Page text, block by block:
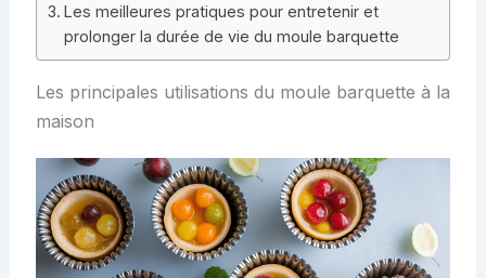
Les meilleures pratiques pour entretenir et
prolonger la durée de vie du moule barquette
Les principales utilisations du moule barquette à la
maison